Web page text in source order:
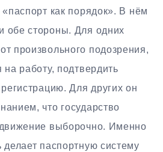
«паспорт как порядок». В нём
обе стороны. Для одних
произвольного подозрения,
на работу, подтвердить
Для других он
что государство
выборочно. Именно
делает паспортную систему